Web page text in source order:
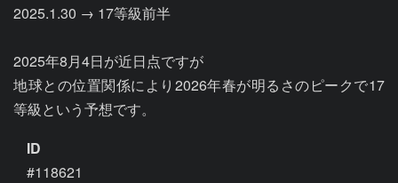
2025.1.30 → 17等級前半
2025年8月4日が近日点ですが
地球との位置関係により2026年春が明るさのピークで17
等級という予想です。
ID
#118621